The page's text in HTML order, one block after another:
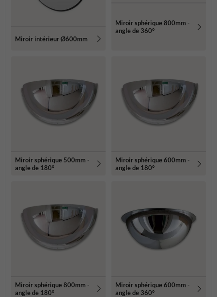
Miroir intérieur Ø600mm
Miroir sphérique 800mm -
angle de 360°
Miroir sphérique 500mm -
angle de 180°
Miroir sphérique 600mm -
angle de 180°
Miroir sphérique 800mm -
angle de 180°
Miroir sphérique 600mm -
angle de 360°